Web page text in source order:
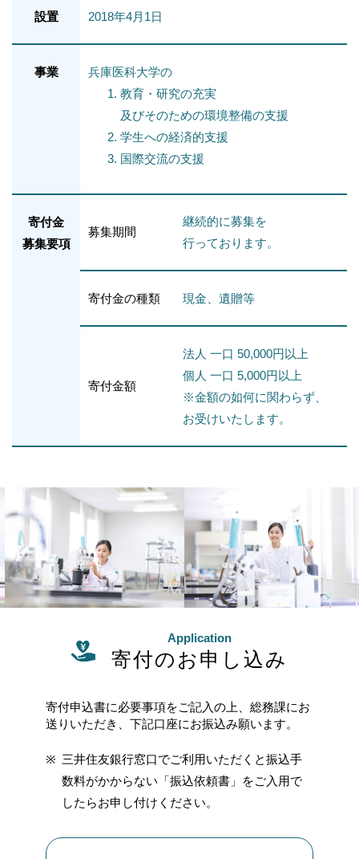
設置 2018年4月1日
事業
兵庫医科大学の
教育・研究の充実
及びそのための環境整備の支援
学生への経済的支援
国際交流の支援
寄付金
募集要項
募集期間
継続的に募集を
行っております。
寄付金の種類 現金、遺贈等
寄付金額
法人 一口 50,000円以上
個人 一口 5,000円以上
※金額の如何に関わらず、
お受けいたします。
Application
寄付のお申し込み
寄付申込書に必要事項をご記入の上、総務課にお
送りいただき、下記口座にお振込み願います。
三井住友銀行窓口でご利用いただくと振込手
数料がかからない「振込依頼書」をご入用で
したらお申し付けください。